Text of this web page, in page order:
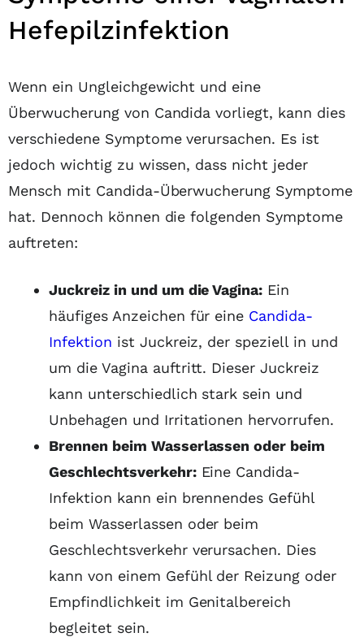
Hefepilzinfektion
Wenn ein Ungleichgewicht und eine
Überwucherung von Candida vorliegt, kann dies
verschiedene Symptome verursachen. Es ist
jedoch wichtig zu wissen, dass nicht jeder
Mensch mit Candida-Überwucherung Symptome
hat. Dennoch können die folgenden Symptome
auftreten:
Juckreiz in und um die Vagina: Ein
häufiges Anzeichen für eine Candida-
Infektion ist Juckreiz, der speziell in und
um die Vagina auftritt. Dieser Juckreiz
kann unterschiedlich stark sein und
Unbehagen und Irritationen hervorrufen.
Brennen beim Wasserlassen oder beim
Geschlechtsverkehr:Eine Candida-
Infektion kann ein brennendes Gefühl
beim Wasserlassen oder beim
Geschlechtsverkehr verursachen. Dies
kann von einem Gefühl der Reizung oder
Empfindlichkeit im Genitalbereich
begleitet sein.